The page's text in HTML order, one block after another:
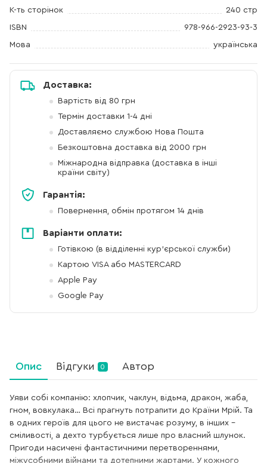
К-ть сторінок 240 стр
ISBN 978-966-2923-93-3
Мова українська
Доставка:
Вартість від 80 грн
Термін доставки 1-4 дні
Доставляємо службою Нова Пошта
Безкоштовна доставка від 2000 грн
Міжнародна відправка (доставка в інші
країни світу)
Гарантія:
Повернення, обмін протягом 14 днів
Варіанти оплати:
Готівкою (в відділенні кур'єрської служби)
Картою VISA або MASTERCARD
Apple Pay
Google Pay
Опис Відгуки 0 Автор
Уяви собі компанію: хлопчик, чаклун, відьма, дракон, жаба,
гном, вовкулака… Всі прагнуть потрапити до Країни Мрій. Та
в одних героїв для цього не вистачає розуму, в інших –
сміливості, а дехто турбується лише про власний шлунок.
Пригоди насичені фантастичними перетвореннями,
міжусобними війнами та дотепними жартами. У кожного